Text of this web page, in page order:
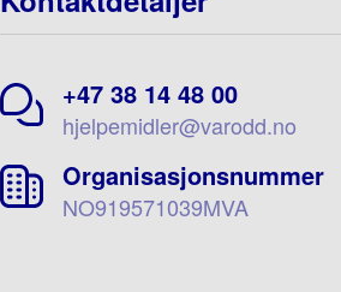
+47 38 14 48 00
hjelpemidler@varodd.no
Organisasjonsnummer
NO919571039MVA